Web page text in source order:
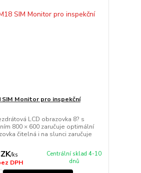
SIM Monitor pro inspekční
LCD obrazovka 8? s
800 × 600 zaručuje optimální
čitelná i na slunci zaručuje
/ks
DPH
Centrální sklad 4-10
dnů